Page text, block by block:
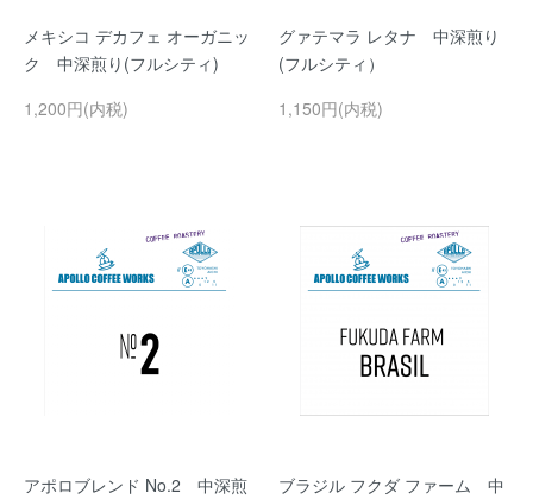
メキシコ デカフェ オーガニッ
ク 中深煎り(フルシティ)
1,200円(内税)
グァテマラ レタナ 中深煎り
(フルシティ）
1,150円(内税)
アポロブレンド No.2 中深煎
ブラジル フクダ ファーム 中